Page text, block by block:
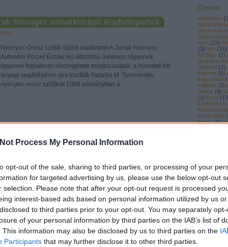
Process My Personal Information
opt-out of the sale, sharing to third parties, or processing of your
for targeted advertising by us, please use the below opt-out
selection. Please note that after your opt-out request is processed
interest-based ads based on personal information utilized by us
to third parties prior to your opt-out. You may separately
of your personal information by third parties on the IAB’s list of
This information may also be disclosed by us to third parties on the
Participants that may further disclose it to other third parties.
Címkék
adatbázis (1
elektronikus
érdekesség
észt (13)
(3) finn (16)
fordítás (2)
életmód (1)
internet (5)
kapcsolatok
kiállítás (2)
népek (4)
(1) komi (13
konferencia
közérdekű (
linkek (1)
(1) pályázat
pogány (1 )
sport (6 )
( 1) szetu (1
1 szölkup
támogatás (
újság (3
finnugor vonatkozású kiadványaiból
Nyenyec-Orosz szótár újabb kiadásbanA Jamal-Nyenyec
Autonóm Körzet Északi kis létszámú őshonos népeinek
ügyeivel foglalkozó részlegének megbízásából, a Novatek Kft.
anyagi segítségével újra kiadták Natalija M. Tyeresenko
nyenyec-orosz szótárát 1000 példányban a…
ki kicsoda mesekönyv mari nyenyec karjalai udmurt
A mari naptár szerintA mariknál az a mondás járja : Legyetek
olyan gazdagok, mint a hód (Умдыр гай поян лийза).A hód
alapvetően vízi állat, házát azonban a vízpartra építi. Szelíd
természetű, a kisebb élőlényeket nem bántja, és a nagyobbak